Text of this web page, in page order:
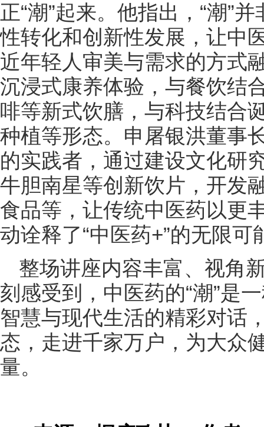
正“潮”起来。他指出，“潮”
性转化和创新性发展，让中
近年轻人审美与需求的方式
沉浸式康养体验，与餐饮结
啡等新式饮膳，与科技结合
种植等形态。申屠银洪董事
的实践者，通过建设文化研
牛胆南星等创新饮片，开发
食品等，让传统中医药以更
动诠释了“中医药+”的无限可
整场讲座内容丰富、视角
刻感受到，中医药的“潮”是
智慧与现代生活的精彩对话
态，走进千家万户，为大众
量。